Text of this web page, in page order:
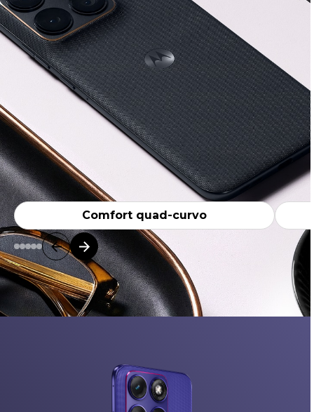
Comfort quad-curvo